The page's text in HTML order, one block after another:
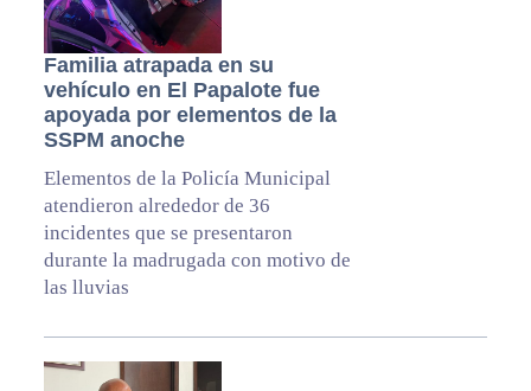
Familia atrapada en su
vehículo en El Papalote fue
apoyada por elementos de la
SSPM anoche
Elementos de la Policía Municipal
atendieron alrededor de 36
incidentes que se presentaron
durante la madrugada con motivo de
las lluvias